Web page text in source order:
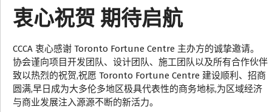
衷心祝贺 期待启航
CCCA 衷心感谢 Toronto Fortune Centre 主办方的诚挚邀请。
协会谨向项目开发团队、设计团队、施工团队以及所有合作伙伴
致以热烈的祝贺,祝愿 Toronto Fortune Centre 建设顺利、招商
圆满,早日成为大多伦多地区极具代表性的商务地标,为区域经济
与商业发展注入源源不断的新活力。